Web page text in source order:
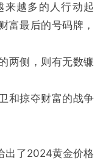
来越多的人行动起
富最后的号码牌，
两侧，则有无数镰
和掠夺财富的战争
出了2024黄金价格